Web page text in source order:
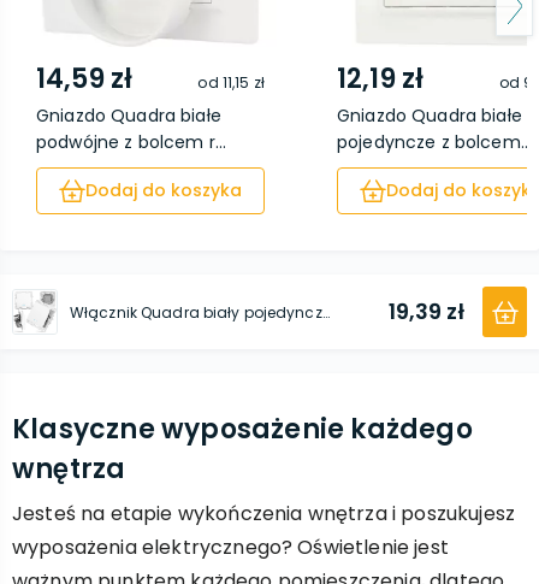
14,59 zł od 11,15 zł
Gniazdo Quadra białe
podwójne z bolcem r...
Dodaj do koszyka
12,19 zł od
Gniazdo Quadra białe
pojedyncze z bolcem...
Dodaj do
Włącznik Quadra biały pojedynczy podświetlany 19,39 zł
Klasyczne wyposażenie każdego
wnętrza
Jesteś na etapie wykończenia wnętrza i poszukujesz
wyposażenia elektrycznego? Oświetlenie jest